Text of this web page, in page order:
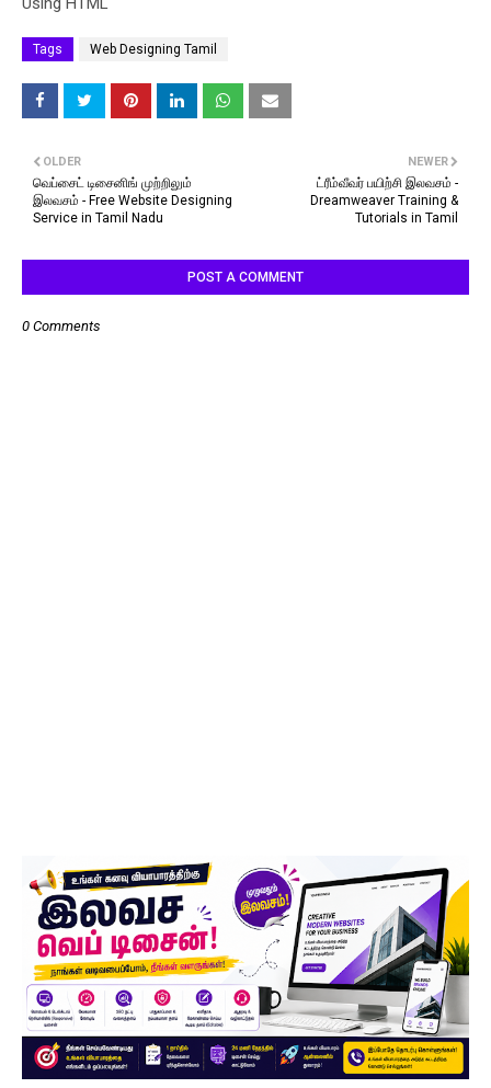
Tags Web Designing Tamil
NEWER
ட்ரீம்வீவர் பயிற்சி இலவசம் -
Dreamweaver Training &
Tutorials in Tamil
OLDER
வெப்சைட் டிசைனிங் முற்றிலும்
இலவசம் - Free Website Designing
Service in Tamil Nadu
POST A COMMENT
0 Comments